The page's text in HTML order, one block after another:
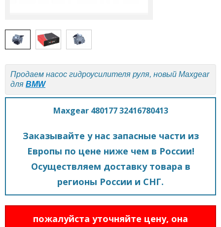
Продаем насос гидроусилителя руля, новый Maxgear
для BMW
Maxgear 480177 32416780413
Заказывайте у нас запасные части из
Европы по цене ниже чем в России!
Осуществляем доставку товара в
регионы России и СНГ.
пожалуйста уточняйте цену, она